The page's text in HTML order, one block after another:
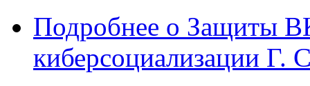
Подробнее о Защиты
киберсоциализации Г.